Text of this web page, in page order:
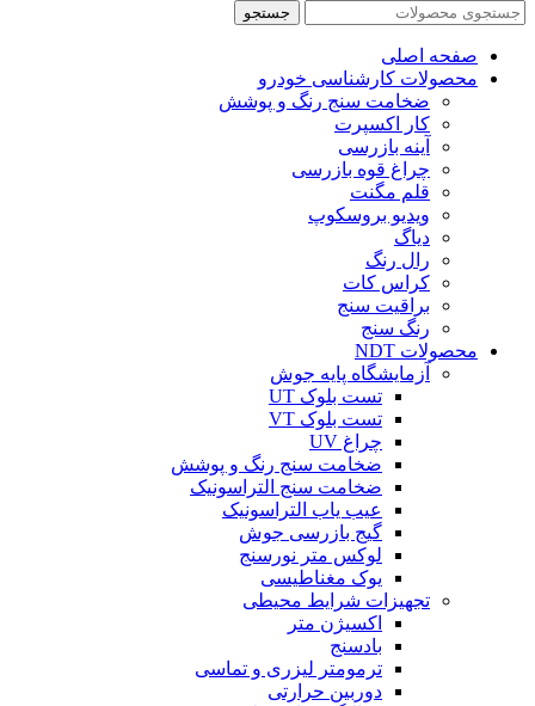
جستجو
صفحه اصلی
محصولات کارشناسی خودرو
ضخامت سنج رنگ و پوشش
کار اکسپرت
آینه بازرسی
چراغ قوه بازرسی
قلم مگنت
ویدیو بروسکوپ
دیاگ
رال رنگ
کراس کات
براقیت سنج
رنگ سنج
محصولات NDT
آزمایشگاه پایه جوش
تست بلوک UT
تست بلوک VT
چراغ UV
ضخامت سنج رنگ و پوشش
ضخامت سنج التراسونیک
عیب یاب التراسونیک
گیج بازرسی جوش
لوکس متر نورسنج
یوک مغناطیسی
تجهیزات شرایط محیطی
اکسیژن متر
بادسنج
ترمومتر لیزری و تماسی
دوربین حرارتی